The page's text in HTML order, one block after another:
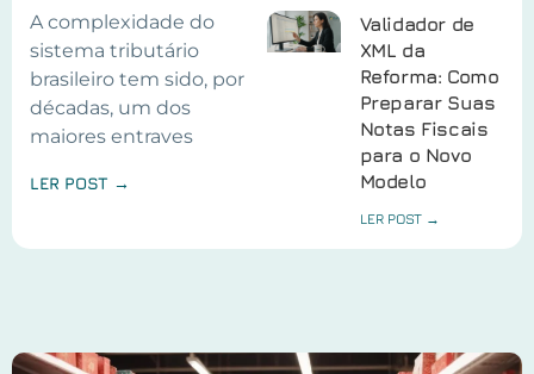
A complexidade do
sistema tributário
brasileiro tem sido, por
décadas, um dos
maiores entraves
LER POST →
Validador de
XML da
Reforma: Como
Preparar Suas
Notas Fiscais
para o Novo
Modelo
LER POST →